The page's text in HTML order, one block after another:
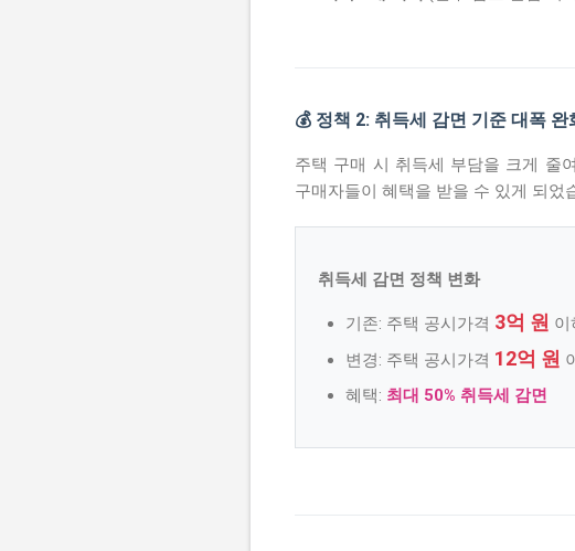
💰 정책 2: 취득세 감면 기준 대폭 완
주택 구매 시 취득세 부담을 크게 줄
구매자들이 혜택을 받을 수 있게 되었
취득세 감면 정책 변화
기존: 주택 공시가격 3억 원 이
변경: 주택 공시가격 12억 원
혜택: 최대 50% 취득세 감면